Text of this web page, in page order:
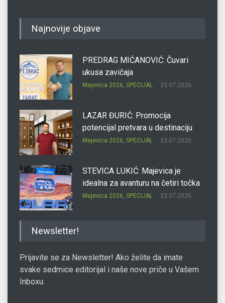
Najnovije objave
PREDRAG MIĆANOVIĆ: Čuvari
ukusa zavičaja
Majevica 2026, SPECIJAL 23.07.2026.
LAZAR ĐURIĆ: Promocija
potencijal pretvara u destinaciju
Majevica 2026, SPECIJAL 23.07.2026.
STEVICA LUKIĆ: Majevica je
idealna za avanturu na četiri točka
Majevica 2026, SPECIJAL 23.07.2026.
Newsletter!
Prijavite se za Newsletter! Ako želite da imate
svake sedmice editorijal i naše nove priče u Vašem
Inboxu.